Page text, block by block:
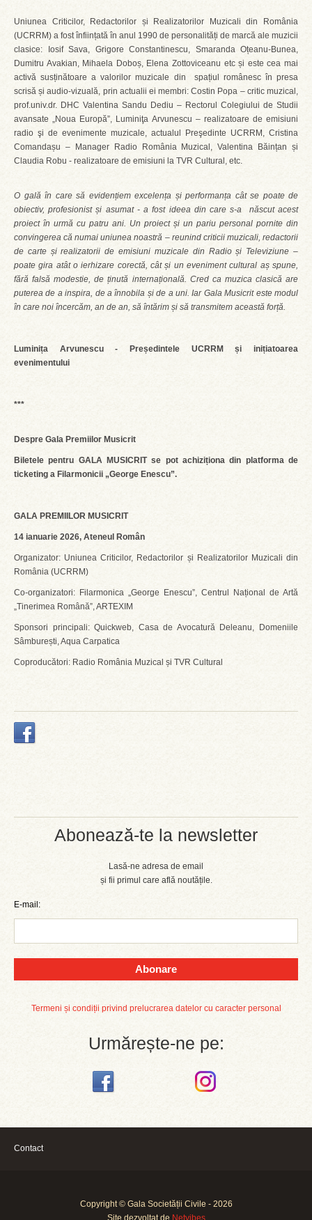
Abonează-te la newsletter
Lasă-ne adresa de email
și fii primul care află noutățile.
E-mail:
Abonare
Termeni și condiții privind prelucrarea datelor cu caracter personal
Urmărește-ne pe:
Uniunea Criticilor, Redactorilor și Realizatorilor Muzicali din România
(UCRRM) a fost înființată în anul 1990 de personalități de marcă ale muzicii
clasice: Iosif Sava, Grigore Constantinescu, Smaranda Oțeanu-Bunea,
Dumitru Avakian, Mihaela Doboș, Elena Zottoviceanu etc și este cea mai
activă susținătoare a valorilor muzicale din spațiul românesc în presa
scrisă și audio-vizuală, prin actualii ei membri: Costin Popa – critic muzical,
prof.univ.dr. DHC Valentina Sandu Dediu – Rectorul Colegiului de Studii
avansate „Noua Europă”, Luminiţa Arvunescu – realizatoare de emisiuni
radio şi de evenimente muzicale, actualul Preşedinte UCRRM, Cristina
Comandașu – Manager Radio România Muzical, Valentina Băințan și
Claudia Robu - realizatoare de emisiuni la TVR Cultural, etc.
O gală în care să evidențiem excelența și performanța cât se poate de
obiectiv, profesionist și asumat - a fost ideea din care s-a născut acest
proiect în urmă cu patru ani. Un proiect și un pariu personal pornite din
convingerea că numai uniunea noastră – reunind criticii muzicali, redactorii
de carte și realizatorii de emisiuni muzicale din Radio și Televiziune –
poate gira atât o ierhizare corectă, cât și un eveniment cultural aș spune,
fără falsă modestie, de ținută internațională. Cred ca muzica clasică are
puterea de a inspira, de a înnobila și de a uni. Iar Gala Musicrit este modul
în care noi încercăm, an de an, să întărim și să transmitem această forță.
Luminița Arvunescu - Președintele UCRRM și inițiatoarea
evenimentului
***
Despre Gala Premiilor Musicrit
Biletele pentru GALA MUSICRIT se pot achiziționa din platforma de
ticketing a Filarmonicii „George Enescu”.
GALA PREMIILOR MUSICRIT
14 ianuarie 2026, Ateneul Român
Organizator: Uniunea Criticilor, Redactorilor și Realizatorilor Muzicali din
România (UCRRM)
Co-organizatori: Filarmonica „George Enescu”, Centrul Național de Artă
„Tinerimea Română”, ARTEXIM
Sponsori principali: Quickweb, Casa de Avocatură Deleanu, Domeniile
Sâmburești, Aqua Carpatica
Coproducători: Radio România Muzical și TVR Cultural
Contact
Copyright © Gala Societății Civile - 2026
Site dezvoltat de Netvibes